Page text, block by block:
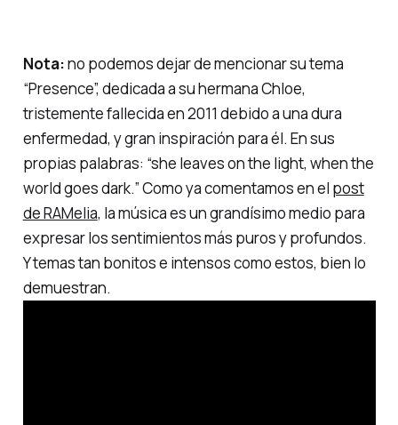
Nota:no podemos dejar de mencionar su tema
“Presence”, dedicada a su hermana Chloe,
tristemente fallecida en 2011 debido a una dura
enfermedad, y gran inspiración para él. En sus
propias palabras: “she leaves on the light, when the
world goes dark.”Como ya comentamos en el post
de RAMelia, la música es un grandísimo medio para
expresar los sentimientos más puros y profundos.
Y temas tan bonitos e intensos como estos, bien lo
demuestran.